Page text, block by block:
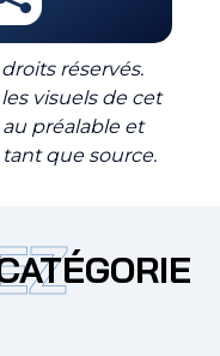
réservés.
visuels de cet
préalable et
que source.